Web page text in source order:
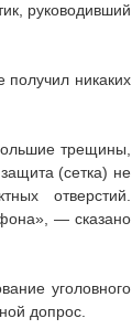
руководивший
получил никаких
трещины,
(сетка) не
отверстий.
— сказано
уголовного
допрос.